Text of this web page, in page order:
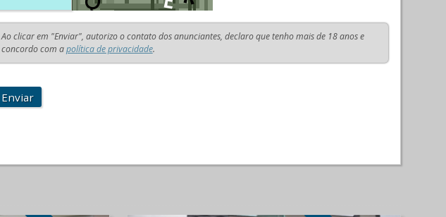
Ao clicar em "Enviar", autorizo o contato dos anunciantes, declaro que tenho mais de 18 anos e
concordo com apolítica de privacidade.
Enviar